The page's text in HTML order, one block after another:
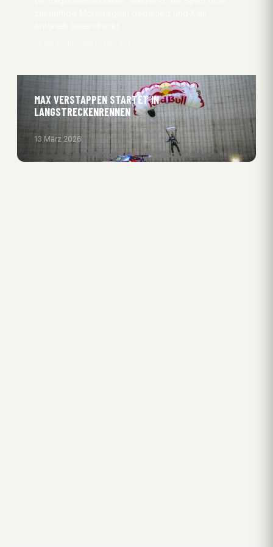
MAX VERSTAPPEN STARTET IN
LANGSTRECKENRENNEN
13 März 2026